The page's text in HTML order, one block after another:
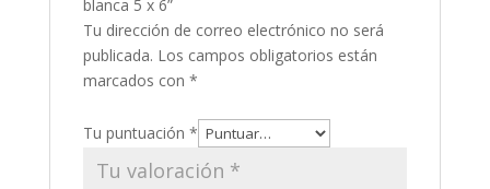
blanca 5 x 6”
Tu dirección de correo electrónico no será
publicada. Los campos obligatorios están
marcados con *
Tu puntuación *